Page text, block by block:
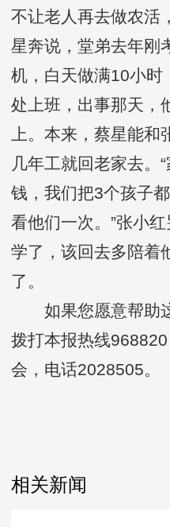
不让老人再去做农活
星奔说，堂弟去年刚
机，白天做满10小时
处上班，出事那天，
上。本来，蔡星能
几年工就回老家去。
钱，我们把3个孩子
看他们一次。”张小
学了，该回去多陪着
了。
如果您愿意帮助
拨打本报热线
会，电话2028505。
相关新闻